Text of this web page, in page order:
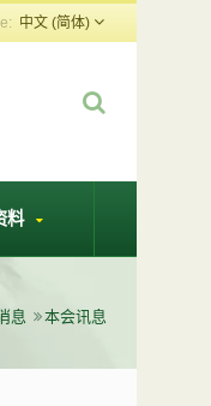
中文 (简体)
料
息 本会讯息